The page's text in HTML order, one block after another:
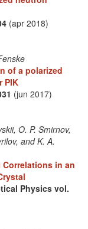
(apr 2018)
of a polarized
PIK
(jun 2017)
O. P. Smirnov,
and K. A.
in an
Physics vol.